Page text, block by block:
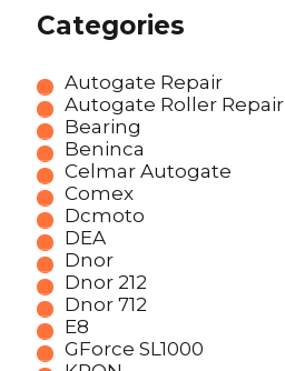
Categories
Autogate Repair
Autogate Roller Repair
Bearing
Beninca
Celmar Autogate
Comex
Dcmoto
DEA
Dnor
Dnor 212
Dnor 712
E8
GForce SL1000